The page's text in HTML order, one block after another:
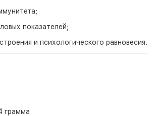
показателей;
и психологического равновесия.
грамма